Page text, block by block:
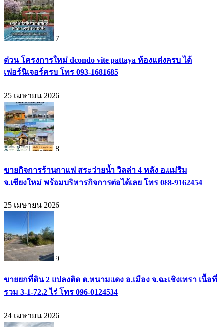
7
ด่วน โครงการใหม่ dcondo vite pattaya ห้องแต่งครบ ได้
เฟอร์นิเจอร์ครบ โทร 093-1681685
25 เมษายน 2026
8
ขายกิจการร้านกาแฟ สระว่ายน้ำ วิลล่า 4 หลัง อ.แม่ริม
จ.เชียงใหม่ พร้อมบริหารกิจการต่อได้เลย โทร 088-9162454
25 เมษายน 2026
9
ขายยกที่ดิน 2 แปลงติด ต.หนามแดง อ.เมือง จ.ฉะเชิงเทรา เนื้อที่
รวม 3-1-72.2 ไร่ โทร 096-0124534
24 เมษายน 2026